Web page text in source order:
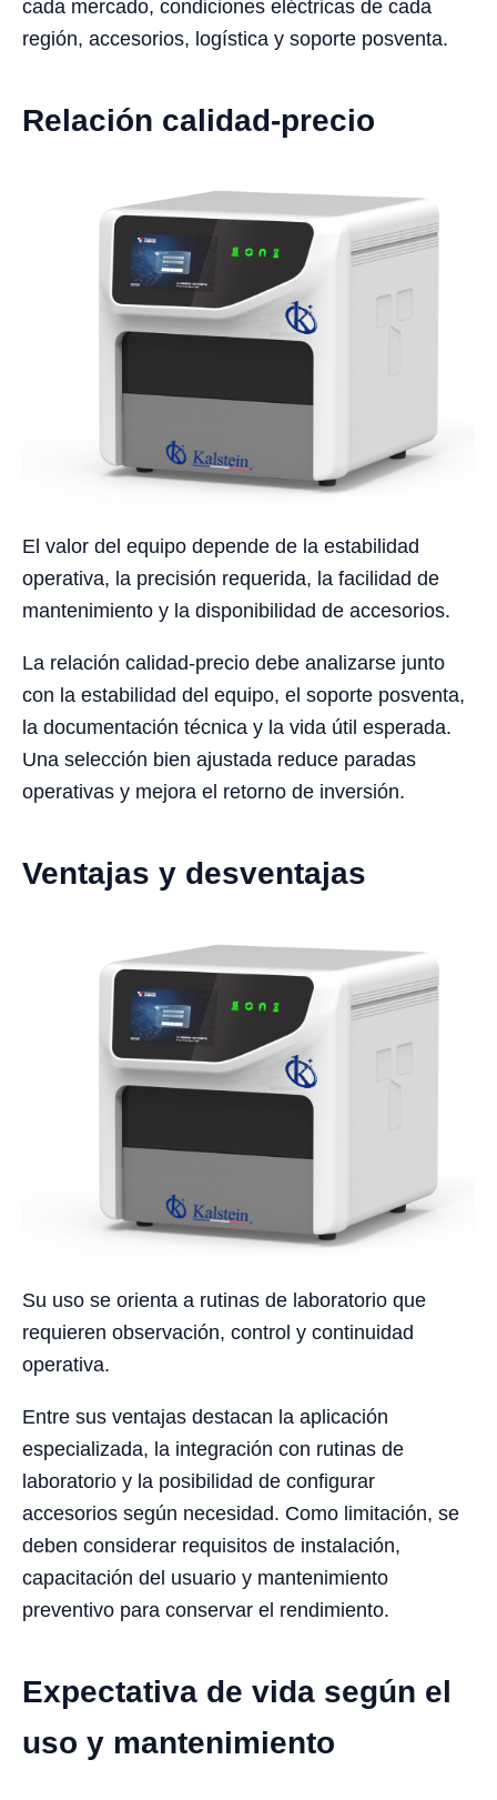
cada mercado, condiciones eléctricas de cada
región, accesorios, logística y soporte posventa.
Relación calidad-precio
El valor del equipo depende de la estabilidad
operativa, la precisión requerida, la facilidad de
mantenimiento y la disponibilidad de accesorios.
La relación calidad-precio debe analizarse junto
con la estabilidad del equipo, el soporte posventa,
la documentación técnica y la vida útil esperada.
Una selección bien ajustada reduce paradas
operativas y mejora el retorno de inversión.
Ventajas y desventajas
Su uso se orienta a rutinas de laboratorio que
requieren observación, control y continuidad
operativa.
Entre sus ventajas destacan la aplicación
especializada, la integración con rutinas de
laboratorio y la posibilidad de configurar
accesorios según necesidad. Como limitación, se
deben considerar requisitos de instalación,
capacitación del usuario y mantenimiento
preventivo para conservar el rendimiento.
Expectativa de vida según el
uso y mantenimiento